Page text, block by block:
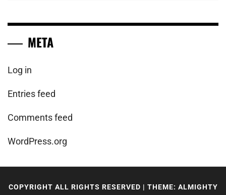
META
Log in
Entries feed
Comments feed
WordPress.org
COPYRIGHT ALL RIGHTS RESERVED | THEME: ALMIGHTY